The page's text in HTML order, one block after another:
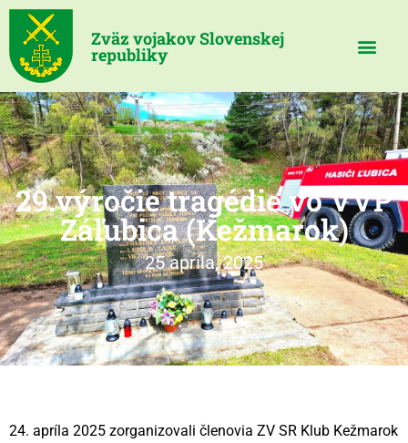
Zväz vojakov Slovenskej
republiky
29.výročie tragédie vo VVP
Záľubica (Kežmarok)
25 apríla, 2025
24. apríla 2025 zorganizovali členovia ZV SR Klub Kežmarok